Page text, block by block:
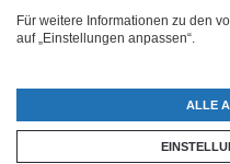
in schimmernden,
P20 Pro Schutzhülle
Für weitere Informationen zu den
auf „Einstellungen anpassen“.
ALLE